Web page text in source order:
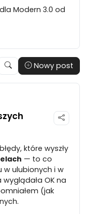
Modern 3.0 od
Nowy post
które wyszły
— to co
w ulubionych i w
OK na
(jak